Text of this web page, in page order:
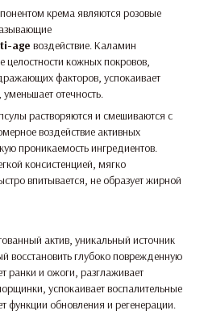
крема являются розовые
age воздействие. Каламин
целостности кожных покровов,
факторов, успокаивает
отечность.
растворяются и смешиваются с
воздействие активных
проникаемость ингредиентов.
консистенцией, мягко
впитывается, не образует жирной
актив, уникальный источник
восстановить глубоко поврежденную
ранки и ожоги, разглаживает
успокаивает воспалительные
функции обновления и регенерации.